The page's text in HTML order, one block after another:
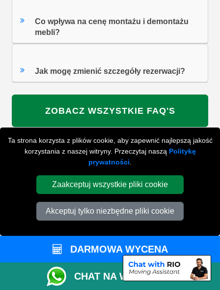
Ta strona korzysta z plików cookie, aby zapewnić najlepszą jakość
korzystania z naszej witryny. Przeczytaj naszą Politykę
prywatności
Zaakceptuj wszystkie pliki cookie
Akceptuj tylko niezbędne pliki cookie
Co wpływa na cenę montażu i demontażu
mebli?
Jak mogę zmienić szczegóły rezerwacji?
ZOBACZ WSZYSTKIE FAQ'S
WYSZUKAJ W NAJCZĘŚCIEJ ZADAWANYCH
ZACZNIJ WPISYWAĆ SWOJE PYTANIE I WYBIERZ Z
PONIŻSZYCH WYNIKÓW
PRZYGOTUJ SIĘ DO SWOJEJ
DARMOWA WYCENA
CHAT NA WHATSAPP